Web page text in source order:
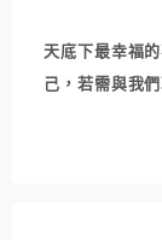
天底下最幸福
己，若需與我